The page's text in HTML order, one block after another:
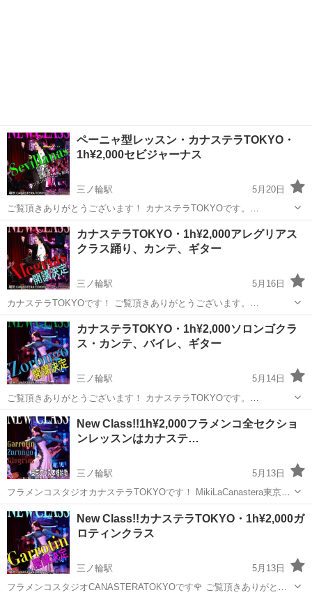
ペーニャ型レッスン・カナステラTOKYO・
1h¥2,000セビジャーナス
三ノ輪駅
5月20日
ご覧頂きありがとうございます！ カナステラTOKYOです。
NewClass!セビジャーナスクラスのお知らせです。 MikiLaCanastera
と一緒に、セビジャーナスを楽しくレッスンしませんか♪ 踊り、...
東京 台東区 三ノ輪駅
カナステラTOKYO・1h¥2,000アレグリアス
クラス踊り、カンテ、ギター
三ノ輪駅
5月16日
カナステラTOKYOです！ ご覧頂きありがとうございます。
MikiLaCanastera東京校本格始動。 New Classどんどんオープン！ レ
ッスンは楽しく実践形式で学べるペーニャ型です！ 踊り、カン...
東京 台東区 三ノ輪駅
カナステラTOKYO・1h¥2,000ソロンゴクラ
ス・カンテ、バイレ、ギター
三ノ輪駅
5月14日
ご覧頂きありがとうございます！ カナステラTOKYOです。
MikiLaCanstera東京校本格始動！ New Classソロンゴクラスのお知ら
せです🌹 ソロンゴはスペインの詩人ガルシアロルカの詩が歌に...
東京 台東区
New Class!!1h¥2,000フラメンコ全セクショ
ンレッスンはカナステ…
三ノ輪駅
5月13日
フラメンコスタジオカナステラTOKYOです！ MikiLaCanastera東京校
本格始動。 5月New Class!! ガロティン、ソロンゴ、アレグリアス開講
決定！！ 🌹踊り、カンテ（歌）、ギター、パルマ ...
東京 台東区 フラメンコ
New Class!!カナステラTOKYO・1h¥2,000ガ
ロティンクラス
三ノ輪駅
5月13日
フラメンコスタジオCANASTERATOKYOです🌹 ご覧頂きありがとう